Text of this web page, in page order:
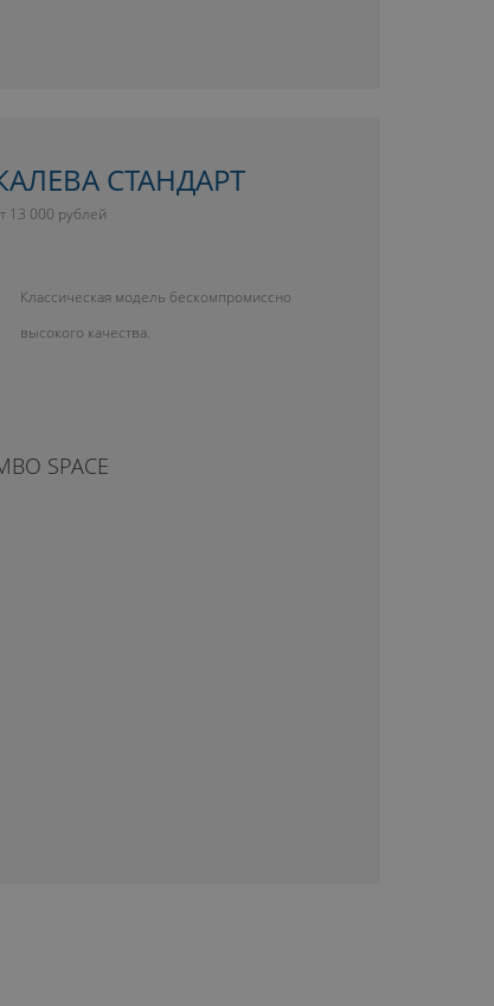
СТАНДАРТ
13 000 рублей
Классическая модель бескомпромиссно
высокого качества.